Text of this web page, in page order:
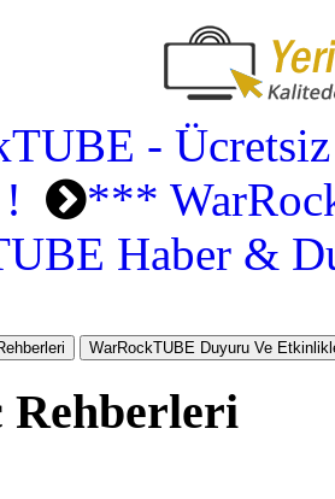
-
***
Haber &
WarRockTUBE Duyuru Ve
Rehberleri